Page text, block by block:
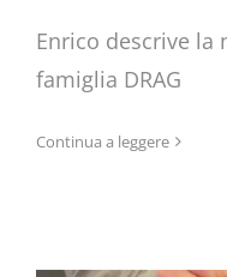
Enrico descrive la
famiglia DRAG
Continua a leggere
VTBox